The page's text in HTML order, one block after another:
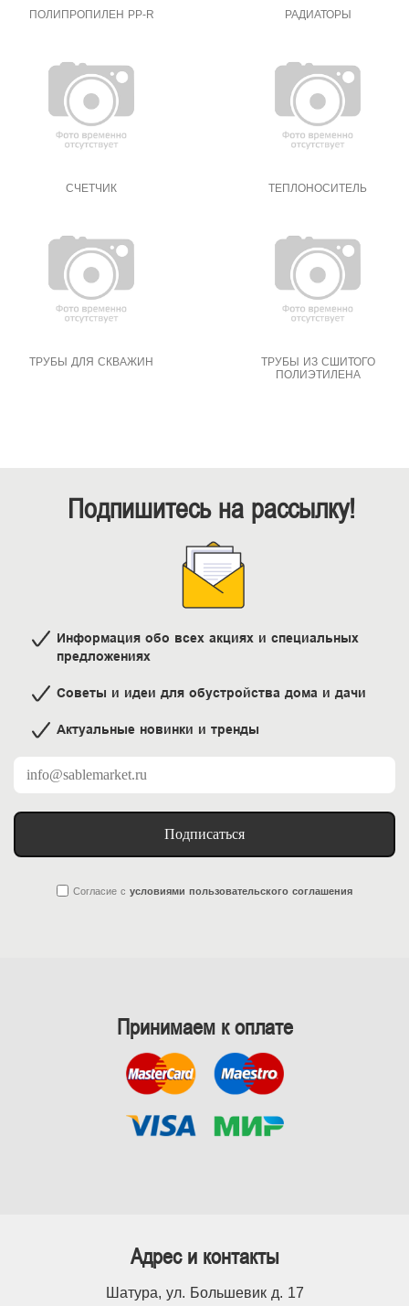
ПОЛИПРОПИЛЕН PP-R РАДИАТОРЫ
СЧЕТЧИК ТЕПЛОНОСИТЕЛЬ
ТРУБЫ ДЛЯ СКВАЖИН
ТРУБЫ ИЗ СШИТОГО
ПОЛИЭТИЛЕНА
Подпишитесь на рассылку!
Информация обо всех акциях и специальных
предложениях
Советы и идеи для обустройства дома и дачи
Актуальные новинки и тренды
Подписаться
Согласие с условиями пользовательского соглашения
Принимаем к оплате
Адрес и контакты
Шатура, ул. Большевик д. 17